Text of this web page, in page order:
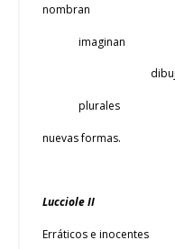
nombran
imaginan
plurales
nuevas formas.
Lucciole II
Erráticos e inocentes